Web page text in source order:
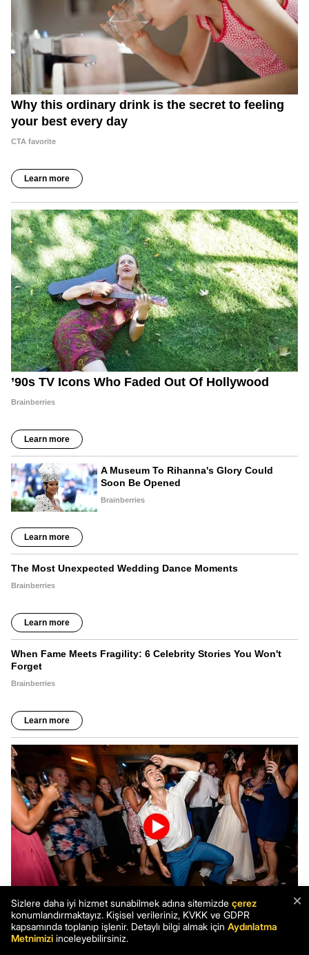
×
Sizlere daha iyi hizmet sunabilmek adına sitemizde çerez
konumlandırmaktayız. Kişisel verileriniz, KVKK ve GDPR
kapsamında toplanıp işlenir. Detaylı bilgi almak için Aydınlatma
Metnimizi inceleyebilirsiniz.